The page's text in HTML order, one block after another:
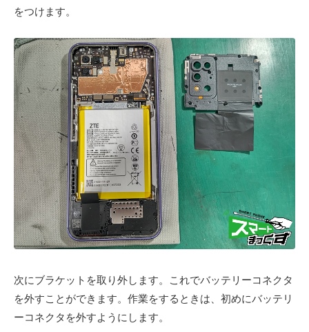
をつけます。
次にブラケットを取り外します。これでバッテリーコネクタ
を外すことができます。作業をするときは、初めにバッテリ
ーコネクタを外すようにします。